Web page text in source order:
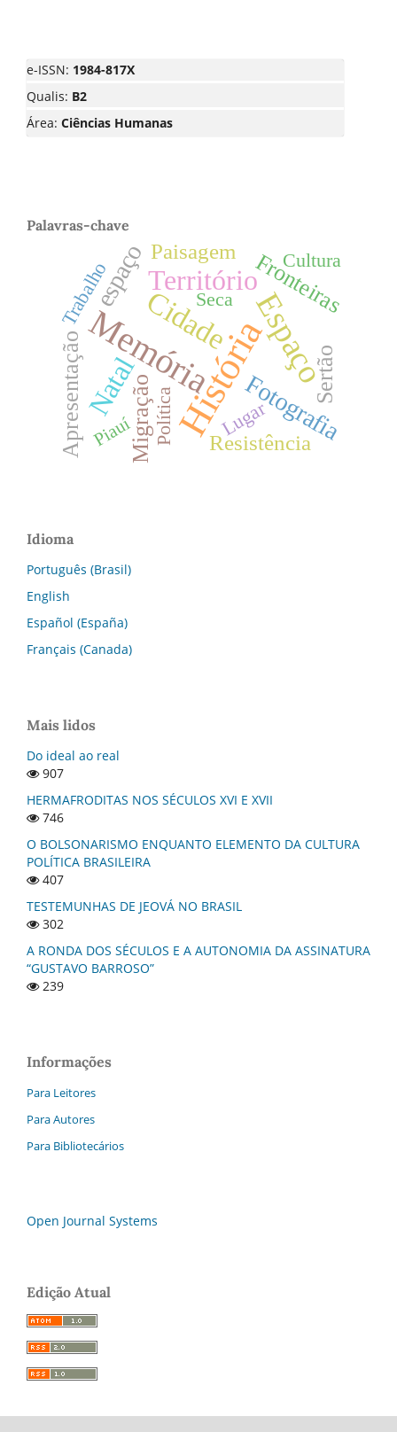
e-ISSN: 1984-817X
Qualis: B2
Área: Ciências Humanas
Palavras-chave
História
Memória Espaço
Cidade
Território
Natal Fotografia
espaço
Migração
Fronteiras
Sertão
Apresentação Resistência
Paisagem
Trabalho Seca
Política Lugar
Cultura
Piauí
Idioma
Português (Brasil)
English
Español (España)
Français (Canada)
Mais lidos
Do ideal ao real
907
HERMAFRODITAS NOS SÉCULOS XVI E XVII
746
O BOLSONARISMO ENQUANTO ELEMENTO DA CULTURA
POLÍTICA BRASILEIRA
407
TESTEMUNHAS DE JEOVÁ NO BRASIL
302
A RONDA DOS SÉCULOS E A AUTONOMIA DA ASSINATURA
“GUSTAVO BARROSO”
239
Informações
Para Leitores
Para Autores
Para Bibliotecários
Open Journal Systems
Edição Atual